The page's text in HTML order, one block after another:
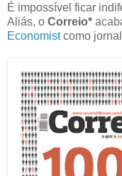
É impossível ficar
Aliás, o Correio*
Economistcomo